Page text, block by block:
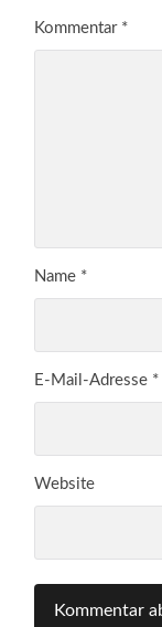
Kommentar *
Name *
E-Mail-Adresse *
Website